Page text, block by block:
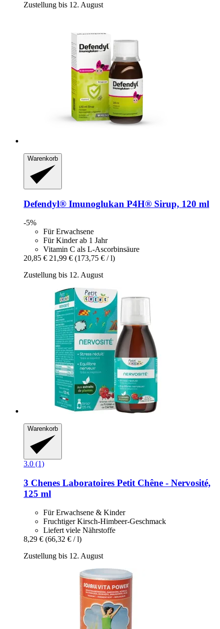
Zustellung bis 12. August
Warenkorb
Defendyl® Imunoglukan P4H® Sirup, 120 ml
-5%
Für Erwachsene
Für Kinder ab 1 Jahr
Vitamin C als L-Ascorbinsäure
20,85 € 21,99 € (173,75 € / l)
Zustellung bis 12. August
Warenkorb
3.0 (1)
3 Chenes Laboratoires Petit Chêne -​ Nervosité,
125 ml
Für Erwachsene & Kinder
Fruchtiger Kirsch-Himbeer-Geschmack
Liefert viele Nährstoffe
8,29 € (66,32 € / l)
Zustellung bis 12. August